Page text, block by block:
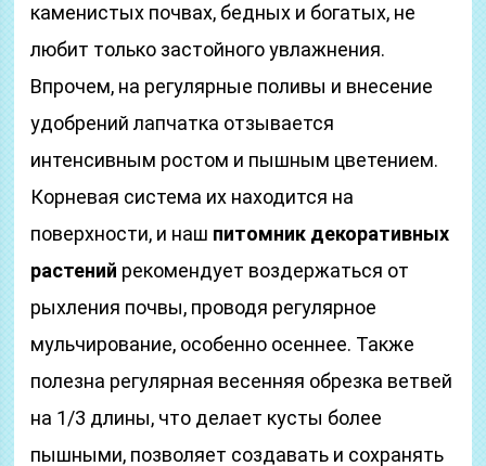
каменистых почвах, бедных и богатых, не
любит только застойного увлажнения.
Впрочем, на регулярные поливы и внесение
удобрений лапчатка отзывается
интенсивным ростом и пышным цветением.
Корневая система их находится на
поверхности, и наш питомник декоративных
растений рекомендует воздержаться от
рыхления почвы, проводя регулярное
мульчирование, особенно осеннее. Также
полезна регулярная весенняя обрезка ветвей
на 1/3 длины, что делает кусты более
пышными, позволяет создавать и сохранять